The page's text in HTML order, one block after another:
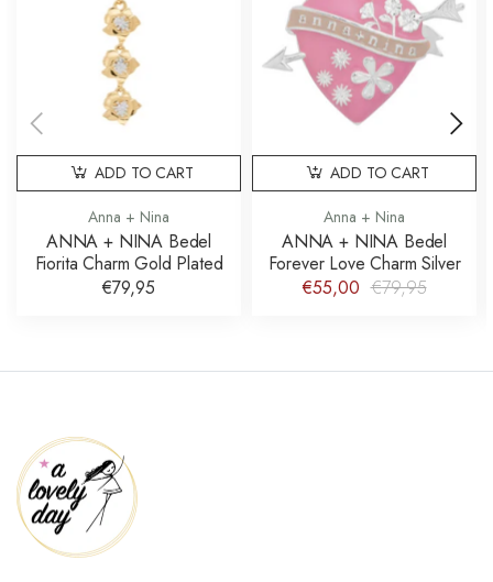
Anna + Nina
ANNA + NINA Bedel
Fiorita Charm Gold Plated
€79,95
ADD TO CART
Anna + Nina
ANNA + NINA Bedel
Forever Love Charm Silver
€55,00 €79,95
ADD TO CART